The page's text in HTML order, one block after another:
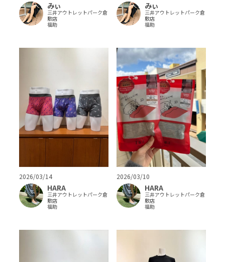
みぃ
三井アウトレットパーク倉
敷店
福助
みぃ
三井アウトレットパーク倉
敷店
福助
2026/03/14
HARA
三井アウトレットパーク倉
敷店
福助
2026/03/10
HARA
三井アウトレットパーク倉
敷店
福助